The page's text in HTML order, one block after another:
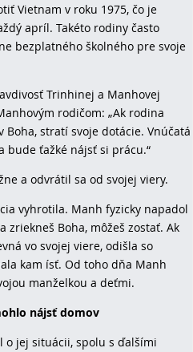
Vietnam v roku 1975, čo je
apríl. Takéto rodiny často
bezplatného školného pre svoje
Trinhinej a Manhovej
rodičom: „Ak rodina
stratí svoje dotácie. Vnúčatá
bude ťažké nájsť si prácu.“
a odvrátil sa od svojej viery.
vyhrotila. Manh fyzicky napadol
zriekneš Boha, môžeš zostať. Ak
vo svojej viere, odišla so
kam ísť. Od toho dňa Manh
manželkou a deťmi.
nájsť domov
o jej situácii, spolu s ďalšími